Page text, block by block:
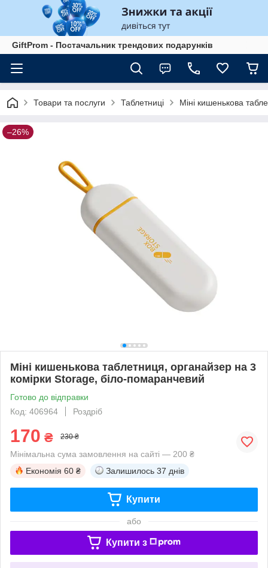
GiftProm - Постачальник трендових подарунків
Товари та послуги Таблетниці Міні кишенькова
–26%
Міні кишенькова таблетниця, органайзер на 3
комірки Storage, біло-помаранчевий
Готово до відправки
Код: 406964
Роздріб
170 ₴ 230 ₴
Мінімальна сума замовлення на сайті — 200 ₴
Економія 60 ₴ Залишилось 37 днів
Купити
або
Купити з